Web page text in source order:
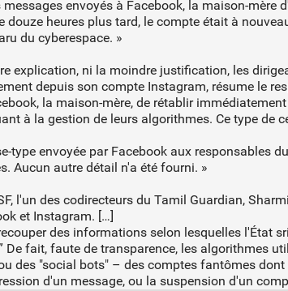
messages envoyés à Facebook, la maison-
douze heures plus tard, le compte était à
du cyberespace. »
explication, ni la moindre justification, les
depuis son compte Instagram, résume le
la maison-mère, de rétablir
à la gestion de leurs algorithmes. Ce type de
type envoyée par Facebook aux responsables
Aucun autre détail n'a été fourni. »
l'un des codirecteurs du Tamil Guardian,
et Instagram. […]
des informations selon lesquelles l'État
De fait, faute de transparence, les algorithmes
des "social bots" – des comptes fantômes
d'un message, ou la suspension d'un